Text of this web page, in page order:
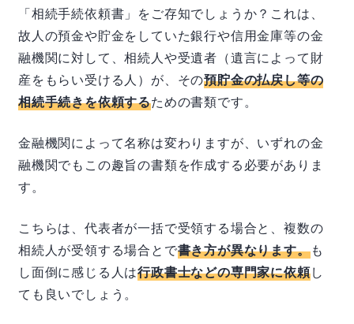
「相続手続依頼書」をご存知でしょうか？これは、
故人の預金や貯金をしていた銀行や信用金庫等の金
融機関に対して、相続人や受遺者（遺言によって財
産をもらい受ける人）が、その預貯金の払戻し等の
相続手続きを依頼するための書類です。
金融機関によって名称は変わりますが、いずれの金
融機関でもこの趣旨の書類を作成する必要がありま
す。
こちらは、代表者が一括で受領する場合と、複数の
相続人が受領する場合とで書き方が異なります。も
し面倒に感じる人は行政書士などの専門家に依頼し
ても良いでしょう。